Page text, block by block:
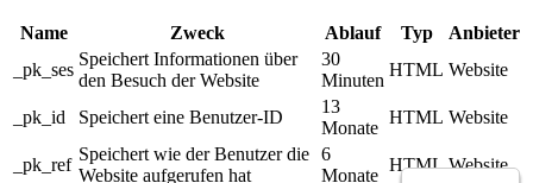
Name Zweck Ablauf Typ
Anbieter
_pk_ses
Speichert Informationen über
den Besuch der Website
30
Minuten
HTML Website
_pk_id Speichert eine Benutzer-ID
13
Monate
HTML Website
_pk_ref
Speichert wie der Benutzer die
Website aufgerufen hat
6
Monate
HTML Website